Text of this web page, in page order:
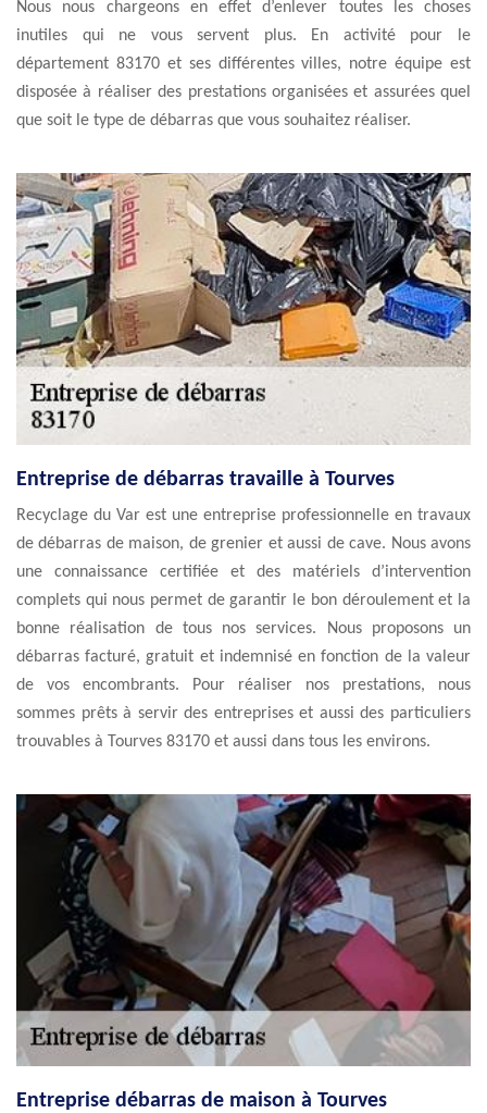
Nous nous chargeons en effet d’enlever toutes les choses
inutiles qui ne vous servent plus. En activité pour le
département 83170 et ses différentes villes, notre équipe est
disposée à réaliser des prestations organisées et assurées quel
que soit le type de débarras que vous souhaitez réaliser.
Entreprise de débarras travaille à Tourves
Recyclage du Var est une entreprise professionnelle en travaux
de débarras de maison, de grenier et aussi de cave. Nous avons
une connaissance certifiée et des matériels d’intervention
complets qui nous permet de garantir le bon déroulement et la
bonne réalisation de tous nos services. Nous proposons un
débarras facturé, gratuit et indemnisé en fonction de la valeur
de vos encombrants. Pour réaliser nos prestations, nous
sommes prêts à servir des entreprises et aussi des particuliers
trouvables à Tourves 83170 et aussi dans tous les environs.
Entreprise débarras de maison à Tourves